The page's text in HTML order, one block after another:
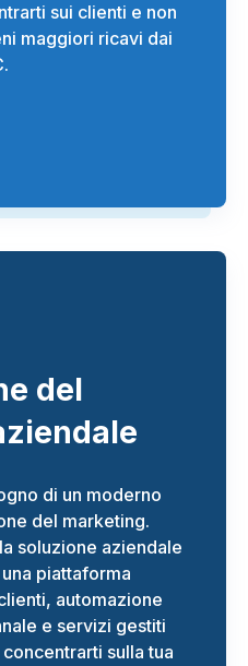
sui clienti e non
maggiori ricavi dai
del
di un moderno
del marketing.
soluzione aziendale
piattaforma
automazione
e servizi gestiti
sulla tua